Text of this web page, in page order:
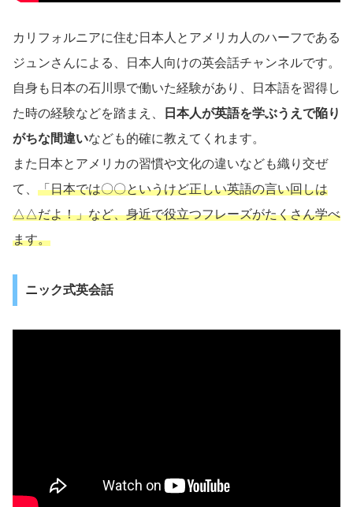
カリフォルニアに住む日本人とアメリカ人のハーフである
ジュンさんによる、日本人向けの英会話チャンネルです。
自身も日本の石川県で働いた経験があり、日本語を習得し
た時の経験などを踏まえ、
日本人が英語を学ぶうえで陥り
がちな間違いなども的確に教えてくれます。
また日本とアメリカの習慣や文化の違いなども織り交ぜ
て、 「日本では〇〇というけど正しい英語の言い回しは
△△だよ！」など、身近で役立つフレーズがたくさん学べ
ます。
ニック式英会話